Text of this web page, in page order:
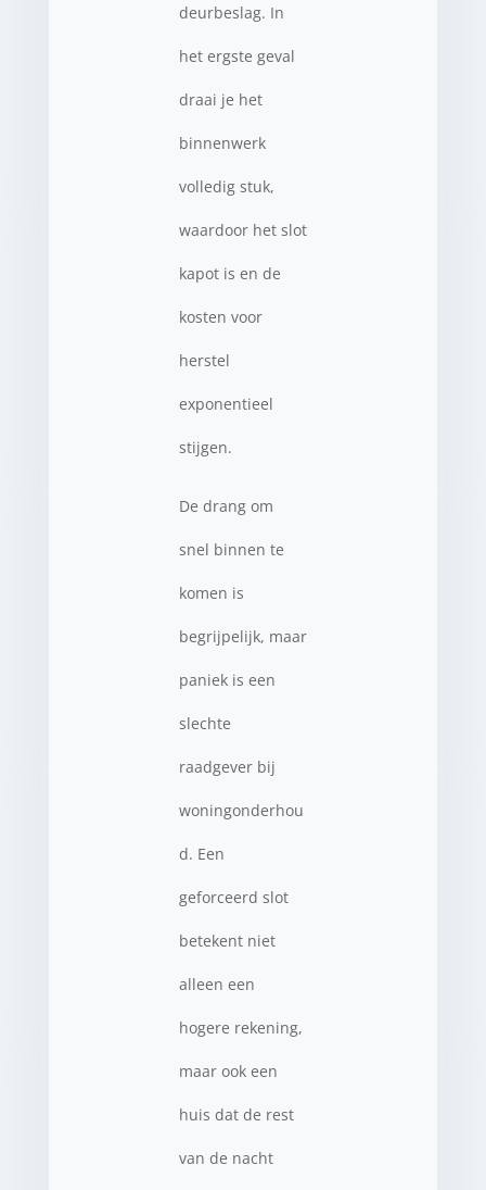
deurbeslag. In
het ergste geval
draai je het
binnenwerk
volledig stuk,
waardoor het slot
kapot is en de
kosten voor
herstel
exponentieel
stijgen.
De drang om
snel binnen te
komen is
begrijpelijk, maar
paniek is een
slechte
raadgever bij
woningonderhou
d. Een
geforceerd slot
betekent niet
alleen een
hogere rekening,
maar ook een
huis dat de rest
van de nacht